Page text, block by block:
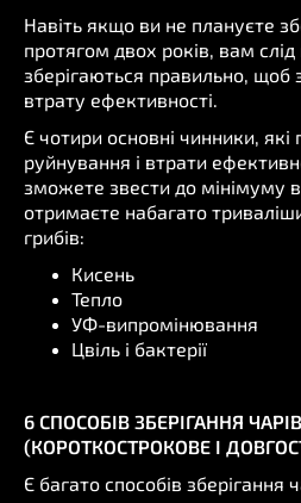
Навіть якщо ви не плануєте
протягом двох років, вам
зберігаються правильно, щоб
втрату ефективності.
Є чотири основні чинники, які
руйнування і втрати
зможете звести до мінімуму
отримаєте набагато
грибів:
Кисень
Тепло
УФ-випромінювання
Цвіль і бактерії
6 СПОСОБІВ ЗБЕРІГАННЯ
(КОРОТКОСТРОКОВЕ І
Є багато способів зберігання